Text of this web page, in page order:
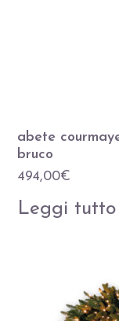
abete
bruco
494,00€
Leggi tutto